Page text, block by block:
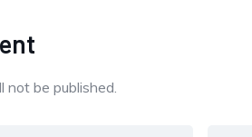
not be published.